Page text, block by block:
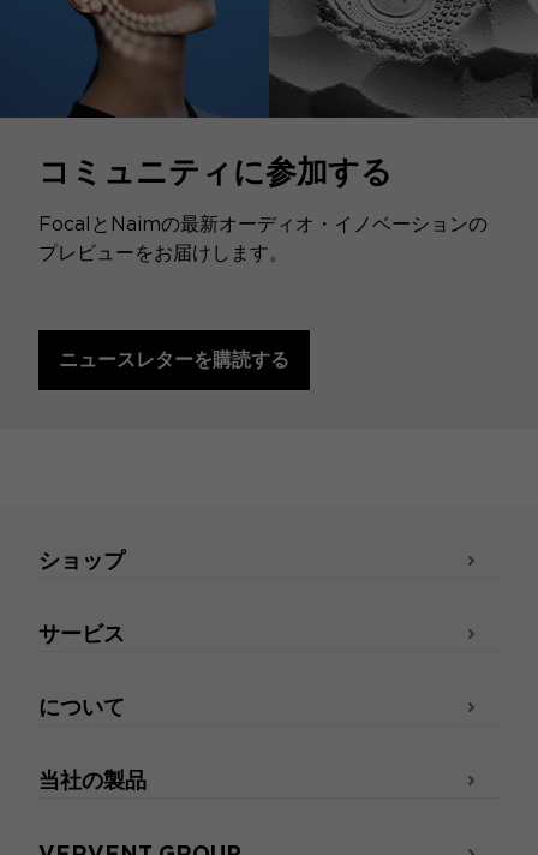
コミュニティに参加する
FocalとNaimの最新オーディオ・イノベーションの
プレビューをお届けします。
ニュースレターを購読する
ショップ
サービス
について
当社の製品